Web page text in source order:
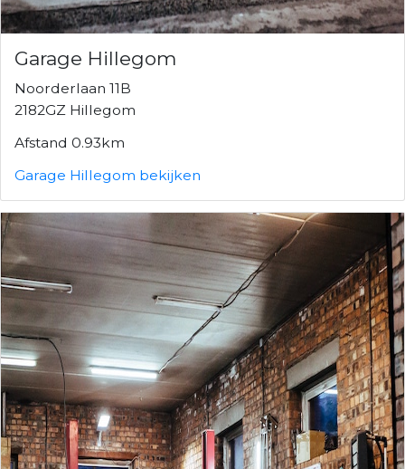
Garage Hillegom
Noorderlaan 11B
2182GZ Hillegom
Afstand 0.93km
Garage Hillegom bekijken